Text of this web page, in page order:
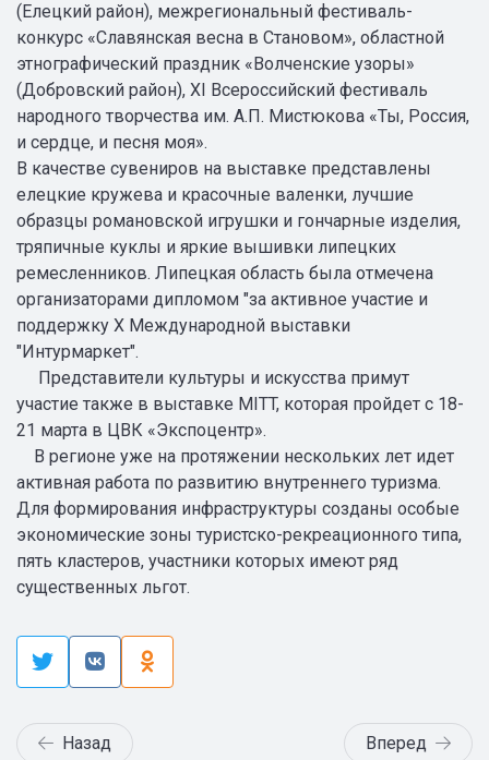
(Елецкий район), межрегиональный фестиваль-
конкурс «Славянская весна в Становом», областной
этнографический праздник «Волченские узоры»
(Добровский район), ХI Всероссийский фестиваль
народного творчества им. А.П. Мистюкова «Ты, Россия,
и сердце, и песня моя».
В качестве сувениров на выставке представлены
елецкие кружева и красочные валенки, лучшие
образцы романовской игрушки и гончарные изделия,
тряпичные куклы и яркие вышивки липецких
ремесленников. Липецкая область была отмечена
организаторами дипломом "за активное участие и
поддержку X Международной выставки
"Интурмаркет".
Представители культуры и искусства примут
участие также в выставке MITT, которая пройдет с 18-
21 марта в ЦВК «Экспоцентр».
В регионе уже на протяжении нескольких лет идет
активная работа по развитию внутреннего туризма.
Для формирования инфраструктуры созданы особые
экономические зоны туристско-рекреационного типа,
пять кластеров, участники которых имеют ряд
существенных льгот.
Назад Вперед